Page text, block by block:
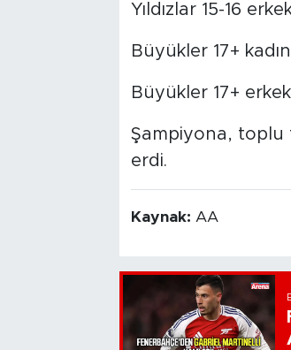
Yıldızlar 15-16
Büyükler 17+
Büyükler 17+
Şampiyona, toplu
erdi.
Kaynak: AA